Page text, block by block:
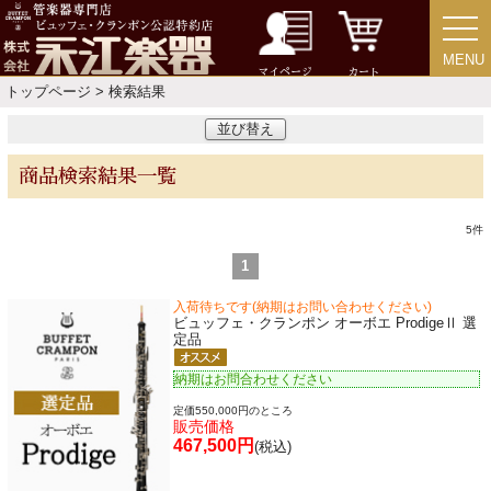
マイページ カート
MENU
MENU
トップページ > 検索結果
並び替え
商品検索結果一覧
5件
1
入荷待ちです(納期はお問い合わせください)
ビュッフェ・クランポン オーボエ ProdigeⅡ 選
定品
納期はお問合わせください
定価550,000円のところ
販売価格
467,500円 (税込)
譜面台・指揮棒
音楽ギフト・雑貨
書籍・CD
ソロ楽譜・曲集
CD
中古・アウトレット